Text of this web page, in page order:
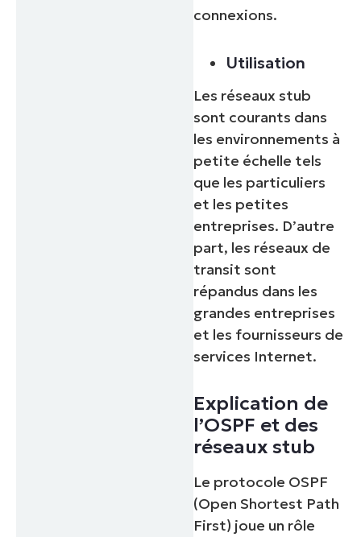
connexions.
Utilisation
Les réseaux stub
sont courants dans
les environnements à
petite échelle tels
que les particuliers
et les petites
entreprises. D’autre
part, les réseaux de
transit sont
répandus dans les
grandes entreprises
et les fournisseurs de
services Internet.
Explication de
l’OSPF et des
réseaux stub
Le protocole OSPF
(Open Shortest Path
First) joue un rôle